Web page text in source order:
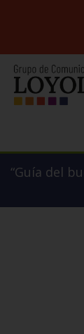
“Guía del